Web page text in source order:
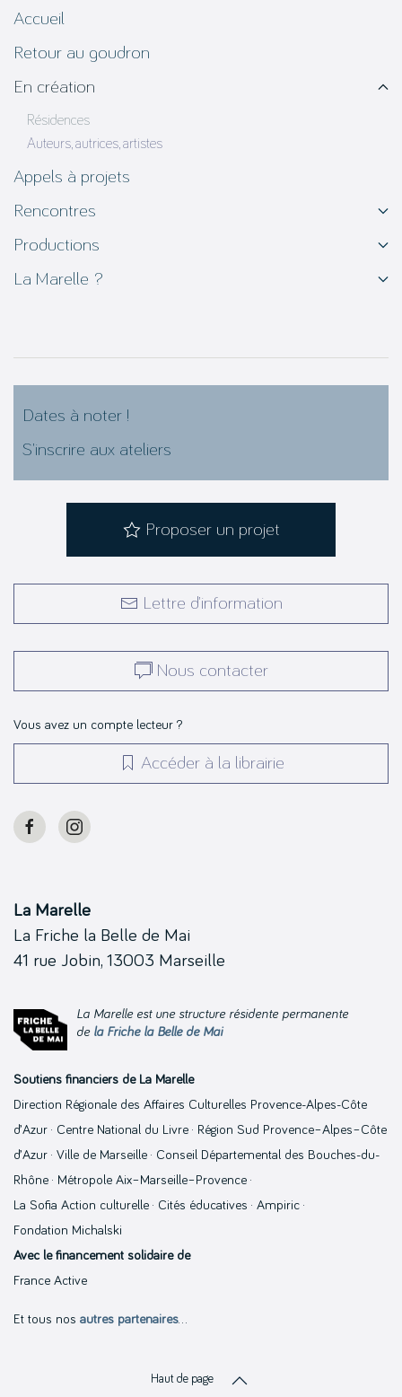
Accueil
Retour au goudron
En création
Résidences
Auteurs, autrices, artistes
Appels à projets
Rencontres
Productions
La Marelle ?
Dates à noter !
S’inscrire aux ateliers
Proposer un projet
Lettre d’information
Nous contacter
Vous avez un compte lecteur ?
Accéder à la librairie
La Marelle
La Friche la Belle de Mai
41 rue Jobin, 13003 Marseille
La Marelle est une structure résidente permanente
de la Friche la Belle de Mai
Soutiens financiers de La Marelle
Direction Régionale des Affaires Culturelles Provence-Alpes-Côte
d’Azur · Centre National du Livre · Région Sud Provence–Alpes–Côte
d’Azur · Ville de Marseille · Conseil Départemental des Bouches-du-
Rhône · Métropole Aix–Marseille–Provence ·
La Sofia Action culturelle · Cités éducatives · Ampiric ·
Fondation Michalski
Avec le financement solidaire de
France Active
Et tous nos autres partenaires…
Haut de page